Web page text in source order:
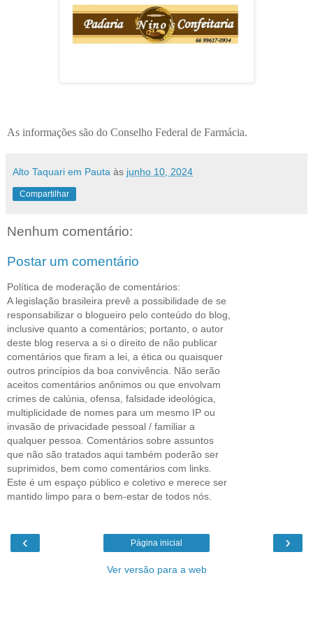
As informações são do Conselho Federal de Farmácia.
Alto Taquari em Pauta às junho 10, 2024
Compartilhar
Nenhum comentário:
Postar um comentário
Política de moderação de comentários:
A legislação brasileira prevê a possibilidade de se
responsabilizar o blogueiro pelo conteúdo do blog,
inclusive quanto a comentários; portanto, o autor
deste blog reserva a si o direito de não publicar
comentários que firam a lei, a ética ou quaisquer
outros princípios da boa convivência. Não serão
aceitos comentários anônimos ou que envolvam
crimes de calúnia, ofensa, falsidade ideológica,
multiplicidade de nomes para um mesmo IP ou
invasão de privacidade pessoal / familiar a
qualquer pessoa. Comentários sobre assuntos
que não são tratados aqui também poderão ser
suprimidos, bem como comentários com links.
Este é um espaço público e coletivo e merece ser
mantido limpo para o bem-estar de todos nós.
‹ ›
Página inicial
Ver versão para a web